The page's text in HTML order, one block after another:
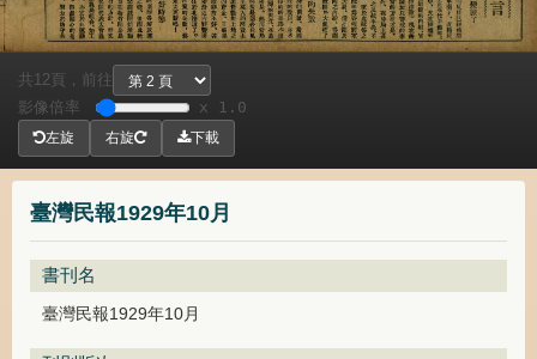
臺灣民報1929年10月
書刊名
臺灣民報1929年10月
共 12頁，
前往
影像倍率
x 1.0
左旋 右旋 下載